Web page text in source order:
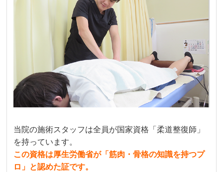
当院の施術スタッフは全員が国家資格「柔道整復師」
を持っています。
この資格は厚生労働省が「筋肉・骨格の知識を持つプ
ロ」と認めた証です。